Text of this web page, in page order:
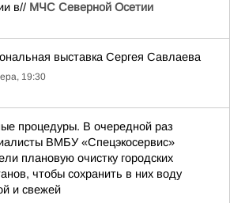
в// МЧС Северной Осетии
выставка Сергея Савлаева
19:30
процедуры. В очередной раз
ВМБУ «Спецэкосервис»
плановую очистку городских
чтобы сохранить в них воду
и свежей